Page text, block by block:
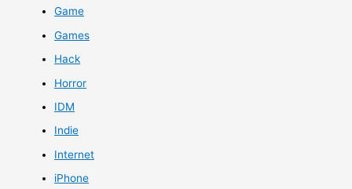
Game
Games
Hack
Horror
IDM
Indie
Internet
iPhone